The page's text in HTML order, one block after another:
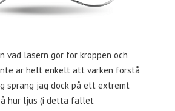
vad lasern gör för kroppen och
är helt enkelt att varken förstå
sprang jag dock på ett extremt
hur ljus (i detta fallet